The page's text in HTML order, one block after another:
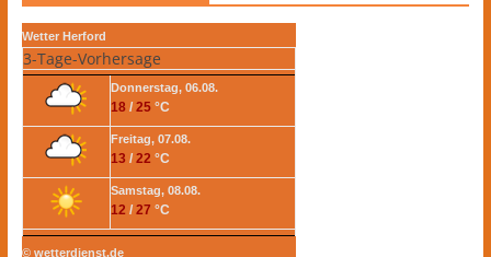
Wetter Herford
3-Tage-Vorhersage
Donnerstag, 06.08.
18/ 25°C
Freitag, 07.08.
13 / 22 °C
Samstag, 08.08.
12 / 27 °C
© wetterdienst.de